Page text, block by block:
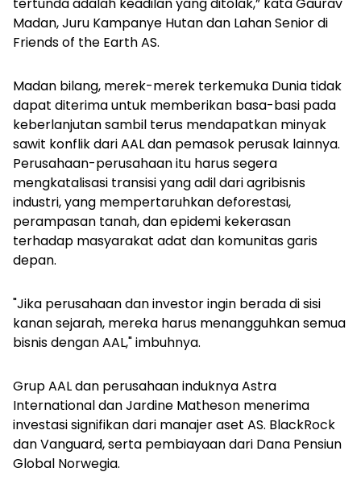
tertunda adalah keadilan yang ditolak,” kata Gaurav
Madan, Juru Kampanye Hutan dan Lahan Senior di
Friends of the Earth AS.
Madan bilang, merek-merek terkemuka Dunia tidak
dapat diterima untuk memberikan basa-basi pada
keberlanjutan sambil terus mendapatkan minyak
sawit konflik dari AAL dan pemasok perusak lainnya.
Perusahaan-perusahaan itu harus segera
mengkatalisasi transisi yang adil dari agribisnis
industri, yang mempertaruhkan deforestasi,
perampasan tanah, dan epidemi kekerasan
terhadap masyarakat adat dan komunitas garis
depan.
"Jika perusahaan dan investor ingin berada di sisi
kanan sejarah, mereka harus menangguhkan semua
bisnis dengan AAL," imbuhnya.
Grup AAL dan perusahaan induknya Astra
International dan Jardine Matheson menerima
investasi signifikan dari manajer aset AS. BlackRock
dan Vanguard, serta pembiayaan dari Dana Pensiun
Global Norwegia.